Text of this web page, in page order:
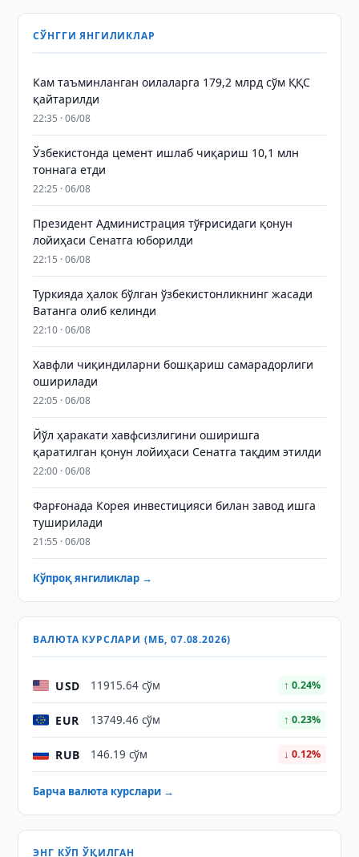
СЎНГГИ ЯНГИЛИКЛАР
Кам таъминланган оилаларга 179,2 млрд сўм ҚҚС
қайтарилди
22:35 · 06/08
Ўзбекистонда цемент ишлаб чиқариш 10,1 млн
тоннага етди
22:25 · 06/08
Президент Администрация тўғрисидаги қонун
лойиҳаси Сенатга юборилди
22:15 · 06/08
Туркияда ҳалок бўлган ўзбекистонликнинг жасади
Ватанга олиб келинди
22:10 · 06/08
Хавфли чиқиндиларни бошқариш самарадорлиги
оширилади
22:05 · 06/08
Йўл ҳаракати хавфсизлигини оширишга
қаратилган қонун лойиҳаси Сенатга тақдим этилди
22:00 · 06/08
Фарғонада Корея инвестицияси билан завод ишга
туширилади
21:55 · 06/08
Кўпроқ янгиликлар →
ВАЛЮТА КУРСЛАРИ (МБ, 07.08.2026)
USD 11915.64 сўм ↑ 0.24%
EUR 13749.46 сўм ↑ 0.23%
RUB 146.19 сўм ↓ 0.12%
Барча валюта курслари →
ЭНГ КЎП ЎҚИЛГАН